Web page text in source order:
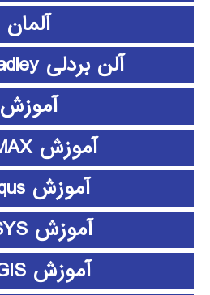
آلمان
آلن بردلی Allen bradley
آموزش
آموزش 3D MAX
آموزش abaqus
آموزش ANSYS
آموزش ArcGIS